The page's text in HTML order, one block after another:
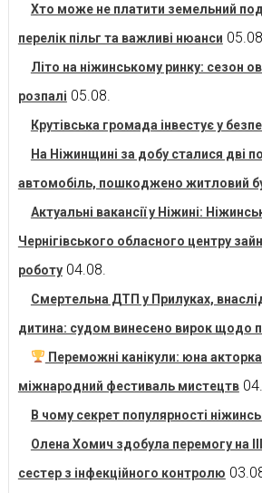
Хто може не платити земельний
перелік пільг та важливі нюанси
Літо на ніжинському ринку: сезон
розпалі 05.08.
Крутівська громада інвестує у
На Ніжинщині за добу сталися дві
автомобіль, пошкоджено житловий
Актуальні вакансії у Ніжині:
Чернігівського обласного центру
роботу 04.08.
Смертельна ДТП у Прилуках,
дитина: судом винесено вирок щодо
Переможні канікули: юна
міжнародний фестиваль мистецтв
В чому секрет популярності
Олена Хомич здобула перемогу на
сестер з інфекційного контролю